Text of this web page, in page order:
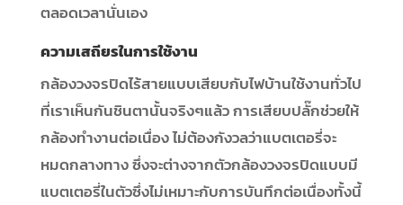
ตลอดเวลานั่นเอง
ความเสถียรในการใช้งาน
กล้องวงจรปิดไร้สายแบบเสียบกับไฟบ้านใช้งานทั่วไป
ที่เราเห็นกันชินตานั้นจริงๆแล้ว การเสียบปลั๊กช่วยให้
กล้องทำงานต่อเนื่อง ไม่ต้องกังวลว่าแบตเตอรี่จะ
หมดกลางทาง ซึ่งจะต่างจากตัวกล้องวงจรปิดแบบมี
แบตเตอรี่ในตัวซึ่งไม่เหมาะกับการบันทึกต่อเนื่องทั้งนี้